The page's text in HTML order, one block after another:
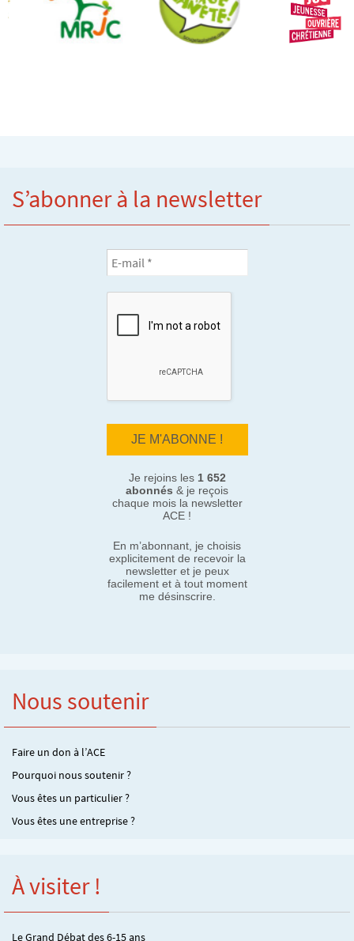
S’abonner à la newsletter
Je rejoins les 1 652
abonnés & je reçois
chaque mois la newsletter
ACE !
En m’abonnant, je choisis
explicitement de recevoir la
newsletter et je peux
facilement et à tout moment
me désinscrire.
Nous soutenir
Faire un don à l’ACE
Pourquoi nous soutenir ?
Vous êtes un particulier ?
Vous êtes une entreprise ?
À visiter !
Le Grand Débat des 6-15 ans